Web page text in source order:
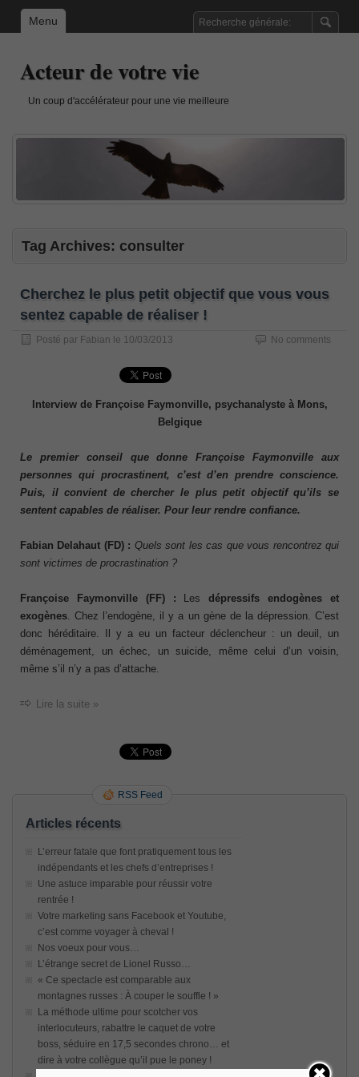
Menu
Acteur de votre vie
Un coup d'accélérateur pour une vie meilleure
Tag Archives: consulter
Cherchez le plus petit objectif que vous vous
sentez capable de réaliser !
Posté par Fabian le 10/03/2013 No comments
Interview de Françoise Faymonville, psychanalyste à Mons,
Belgique
Le premier conseil que donne Françoise Faymonville aux
personnes qui procrastinent, c’est d’en prendre conscience.
Puis, il convient de chercher le plus petit objectif qu’ils se
sentent capables de réaliser. Pour leur rendre confiance.
Fabian Delahaut (FD) : Quels sont les cas que vous rencontrez qui
sont victimes de procrastination ?
Françoise Faymonville (FF) : Lesdépressifs endogènes et
exogènes . Chez l’endogène, il y a un gène de la dépression. C’est
donc héréditaire. Il y a eu un facteur déclencheur : un deuil, un
déménagement, un échec, un suicide, même celui d’un voisin,
même s’il n’y a pas d’attache.
Lire la suite »
RSS Feed
Articles récents
L’erreur fatale que font pratiquement tous les
indépendants et les chefs d’entreprises !
Une astuce imparable pour réussir votre
rentrée !
Votre marketing sans Facebook et Youtube,
c’est comme voyager à cheval !
Nos voeux pour vous…
L’étrange secret de Lionel Russo…
« Ce spectacle est comparable aux
montagnes russes : À couper le souffle ! »
La méthode ultime pour scotcher vos
interlocuteurs, rabattre le caquet de votre
boss, séduire en 17,5 secondes chrono… et
dire à votre collègue qu’il pue le poney !